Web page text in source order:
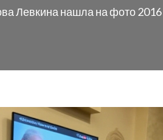
Левкина нашла на фото